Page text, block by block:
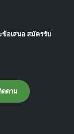
อเสนอ สมัครรับ